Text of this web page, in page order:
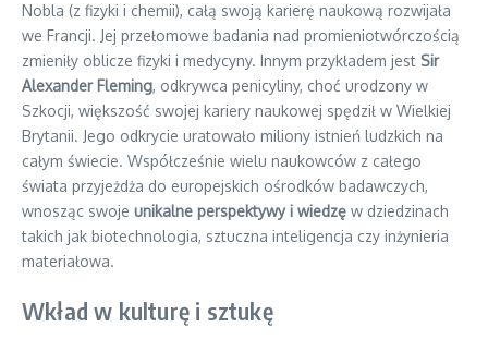
Nobla (z fizyki i chemii), całą swoją karierę naukową rozwijała
we Francji. Jej przełomowe badania nad promieniotwórczością
zmieniły oblicze fizyki i medycyny. Innym przykładem jest Sir
Alexander Fleming, odkrywca penicyliny, choć urodzony w
Szkocji, większość swojej kariery naukowej spędził w Wielkiej
Brytanii. Jego odkrycie uratowało miliony istnień ludzkich na
całym świecie. Współcześnie wielu naukowców z całego
świata przyjeżdża do europejskich ośrodków badawczych,
wnosząc swoje unikalne perspektywy i wiedzę w dziedzinach
takich jak biotechnologia, sztuczna inteligencja czy inżynieria
materiałowa.
Wkład w kulturę i sztukę